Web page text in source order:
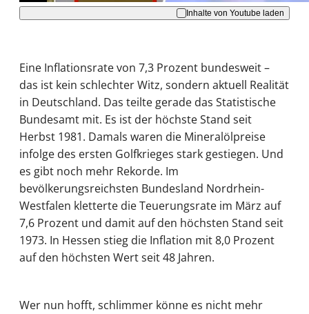
Inhalte von Youtube laden
Eine Inflationsrate von 7,3 Prozent bundesweit –
das ist kein schlechter Witz, sondern aktuell Realität
in Deutschland. Das teilte gerade das Statistische
Bundesamt mit. Es ist der höchste Stand seit
Herbst 1981. Damals waren die Mineralölpreise
infolge des ersten Golfkrieges stark gestiegen. Und
es gibt noch mehr Rekorde. Im
bevölkerungsreichsten Bundesland Nordrhein-
Westfalen kletterte die Teuerungsrate im März auf
7,6 Prozent und damit auf den höchsten Stand seit
1973. In Hessen stieg die Inflation mit 8,0 Prozent
auf den höchsten Wert seit 48 Jahren.
Wer nun hofft, schlimmer könne es nicht mehr